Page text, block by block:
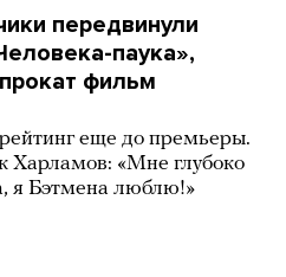
передвинули
паука»,
фильм
еще до премьеры.
Харламов: «Мне глубоко
я Бэтмена люблю!»